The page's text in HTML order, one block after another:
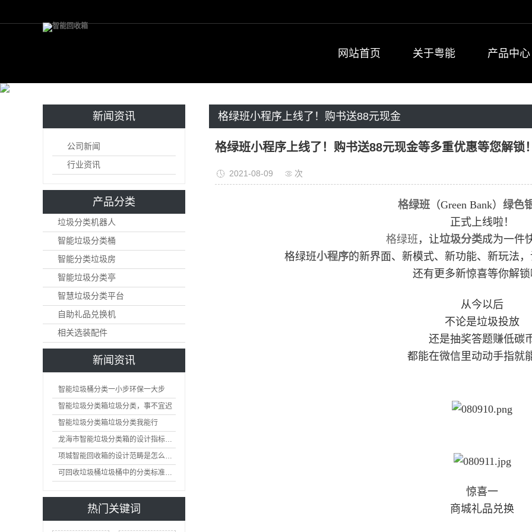
网站首页 关于粤能 产品中心
新闻资讯
公司新闻
行业资讯
产品分类
垃圾分类机器人
智能垃圾分类桶
智能分类垃圾房
智能垃圾分类亭
智慧垃圾分类平台
自助礼品兑换机
相关选装配件
新闻资讯
智能垃圾桶分类一小步环保一大步
智能垃圾分类箱垃圾分类，事不宜迟
智能垃圾分类箱垃圾分类我能行
龙海市智能垃圾分类箱的设计指标是怎么样的
项城智能回收箱的设计范畴是怎么样的
可回收垃圾桶垃圾桶中的分类标准及护理
热门关键词
格绿班小程序上线了！购书送88元现金
等多重优惠等您解锁！
格绿班小程序上线了！购书送88元现金等多重优惠等您解锁！
2021-08-09 次
格绿班（Green Bank） 绿色
正式上线啦！
格绿班 ，让垃圾分类成为一件
格绿班小程序的新界面、新模式、新功能、新玩法
还有更多新惊喜等你解锁
从今以后
不论是垃圾投放
还是抽奖答题赚低碳
都能在微信里动动手指就
惊喜一
商城礼品兑换